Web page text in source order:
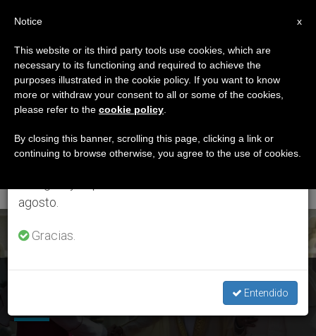
ETIQUETA
Posts Tagged ‘Dios
Todopoderoso Y
Misericordioso’
ÚLTIMAS NOTICIAS
Ramadán: Felicitación de la Iglesia Católica a los hermanos
×
Aviso importante
Del 27 de julio al 7 de agosto haremos la pausa
anual, aprovechando que en el periodo de verano
se generan menos informaciones y también el
agosto.
Gracias.
Entendido
x
Notice
This website or its third party tools use cookies, which are
necessary to its functioning and required to achieve the
purposes illustrated in the cookie policy. If you want to know
more or withdraw your consent to all or some of the cookies,
please refer to the cookie policy
By closing this banner, scrolling this page, clicking a link or
continuing to browse otherwise, you agree to the use of cookies.